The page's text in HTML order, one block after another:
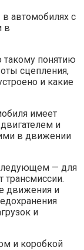
в автомобилях с
в
такому понятию
сцепления,
и какие
имеет
и
в движении
— для
трансмиссии.
движения и
и
и коробкой